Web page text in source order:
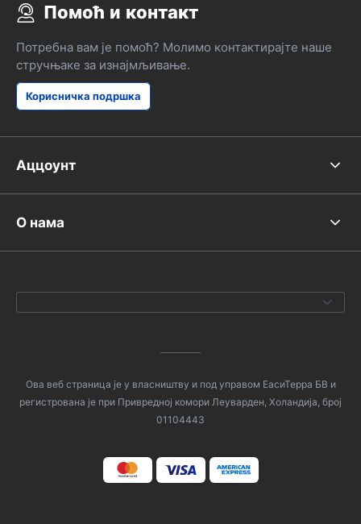
Помоћ и контакт
Потребна вам је помоћ? Молимо контактирајте наше
стручњаке за изнајмљивање.
Корисничка подршка
Аццоунт
О нама
Ова веб страница је у власништву и под управом ЕасиТерра БВ и
регистрована је при Привредној комори Леуварден, Холандија, број
01104443